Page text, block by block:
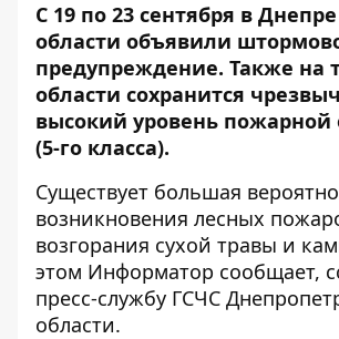
С 19 по 23 сентября в
области объявили
предупреждение. Также на
области сохранится
высокий уровень пожарной
(5-го класса).
Существует большая
возникновения лесных
возгорания сухой травы и
этом Информатор сообщает,
пресс-службу ГСЧС
области.